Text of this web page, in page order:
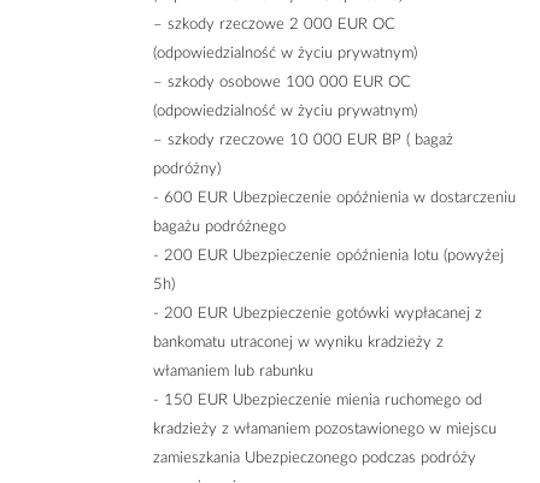
– szkody rzeczowe 2 000 EUR OC
(odpowiedzialność w życiu prywatnym)
– szkody osobowe 100 000 EUR OC
(odpowiedzialność w życiu prywatnym)
– szkody rzeczowe 10 000 EUR BP ( bagaż
podróżny)
- 600 EUR Ubezpieczenie opóźnienia w dostarczeniu
bagażu podróżnego
- 200 EUR Ubezpieczenie opóźnienia lotu (powyżej
5h)
- 200 EUR Ubezpieczenie gotówki wypłacanej z
bankomatu utraconej w wyniku kradzieży z
włamaniem lub rabunku
- 150 EUR Ubezpieczenie mienia ruchomego od
kradzieży z włamaniem pozostawionego w miejscu
zamieszkania Ubezpieczonego podczas podróży